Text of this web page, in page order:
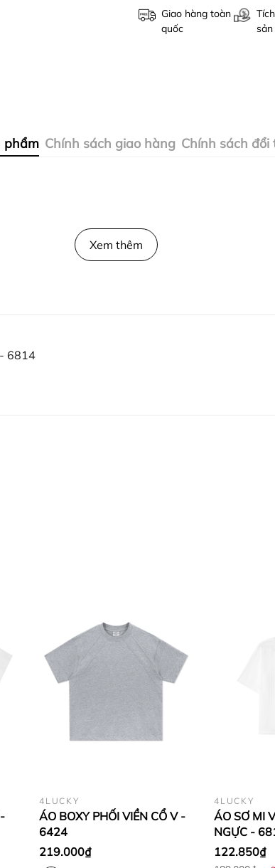
Giao hàng toàn
quốc
phẩm Chính sách giao hàng Chính sách đổi
Xem thêm
- 6814
4LUCKY
ÁO BOXY PHỐI VIỀN CỔ V -
6424
219.000₫
4LUCKY
ÁO SƠ MI
NGỰC -
122.850₫